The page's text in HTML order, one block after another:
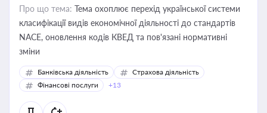
Про що тема: Тема охоплює перехід української системи
класифікації видів економічної діяльності до стандартів
NACE, оновлення кодів КВЕД та пов'язані нормативні
зміни
Банківська діяльність
Страхова діяльність
Фінансові послуги
+13